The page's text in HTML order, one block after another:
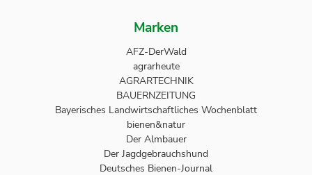
Marken
AFZ-DerWald
agrarheute
AGRARTECHNIK
BAUERNZEITUNG
Bayerisches Landwirtschaftliches Wochenblatt
bienen&natur
Der Almbauer
Der Jagdgebrauchshund
Deutsches Bienen-Journal